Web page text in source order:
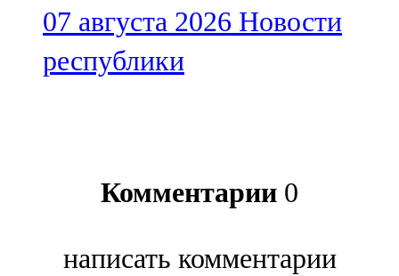
07 августа 2026 Новости
республики
Комментарии 0
написать комментарии